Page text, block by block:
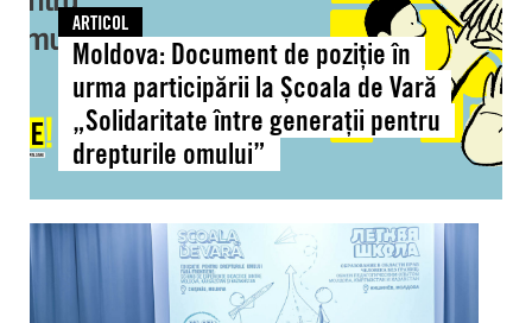
Școala
de
„Solidaritate
între
generații
omului”
ARTICOL
Moldova: Document de poziție în
urma participării la Școala de Vară
„Solidaritate între generații pentru
drepturile omului”
Moldova:
Peste